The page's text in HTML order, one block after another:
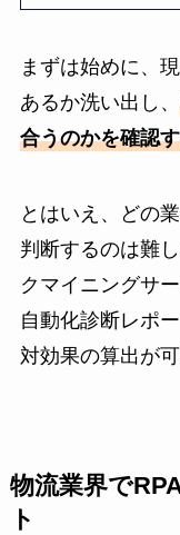
まずは始めに、
あるか洗い出し、
合うのかを確認
とはいえ、どの
判断するのは難
クマイニングサ
自動化診断レポ
対効果の算出が可
物流業界で
ト